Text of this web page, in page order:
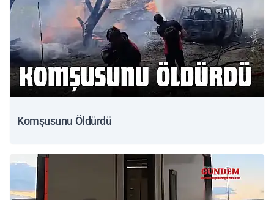
Komşusunu Öldürdü